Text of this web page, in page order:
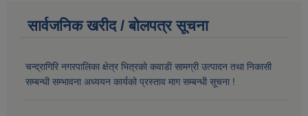
सार्वजनिक खरीद / बोलपत्र सूचना
चन्द्रागिरि नगरपालिका क्षेत्र भित्रको कवाडी सामग्री उत्पादन तथा निकासी
सम्बन्धी सम्भावना अध्ययन कार्यको प्रस्ताव माग सम्बन्धी सूचना !